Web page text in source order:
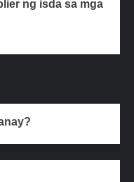
ng isda sa mga